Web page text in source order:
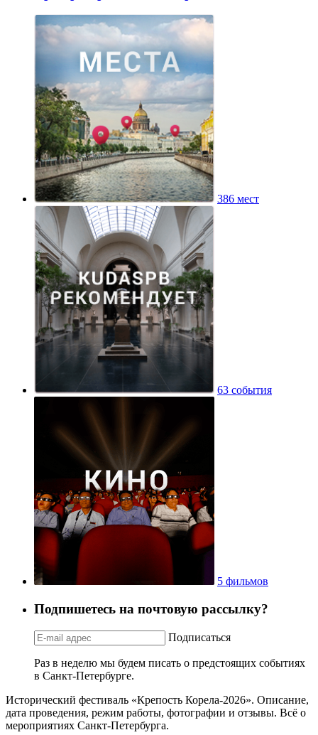
386 мест
63 события
5 фильмов
Подпишетесь на почтовую рассылку?
Подписаться
Раз в неделю мы будем писать о предстоящих событиях
в Санкт-Петербурге.
Исторический фестиваль «Крепость Корела-2026». Описание,
дата проведения, режим работы, фотографии и отзывы. Всё о
мероприятиях Санкт-Петербурга.